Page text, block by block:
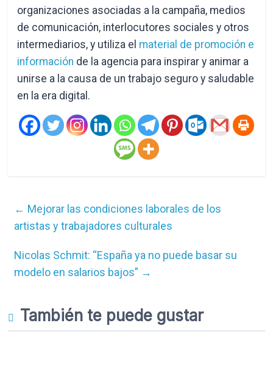
organizaciones asociadas a la campaña, medios
de comunicación, interlocutores sociales y otros
intermediarios, y utiliza el material de promoción e
información de la agencia para inspirar y animar a
unirse a la causa de un trabajo seguro y saludable
en la era digital.
← Mejorar las condiciones laborales de los
artistas y trabajadores culturales
Nicolas Schmit: “España ya no puede basar su
modelo en salarios bajos” →
También te puede gustar